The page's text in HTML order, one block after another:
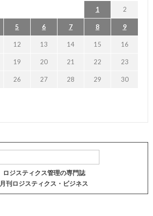
1 2
5 6 7 8 9
12 13 14 15 16
19 20 21 22 23
26 27 28 29 30
ロジスティクス管理の専門誌
月刊ロジスティクス・ビジネス